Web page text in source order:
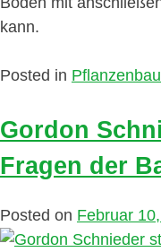
kann.
Posted in Pflanzenbau
Gordon
Fragen der
Posted on Februar